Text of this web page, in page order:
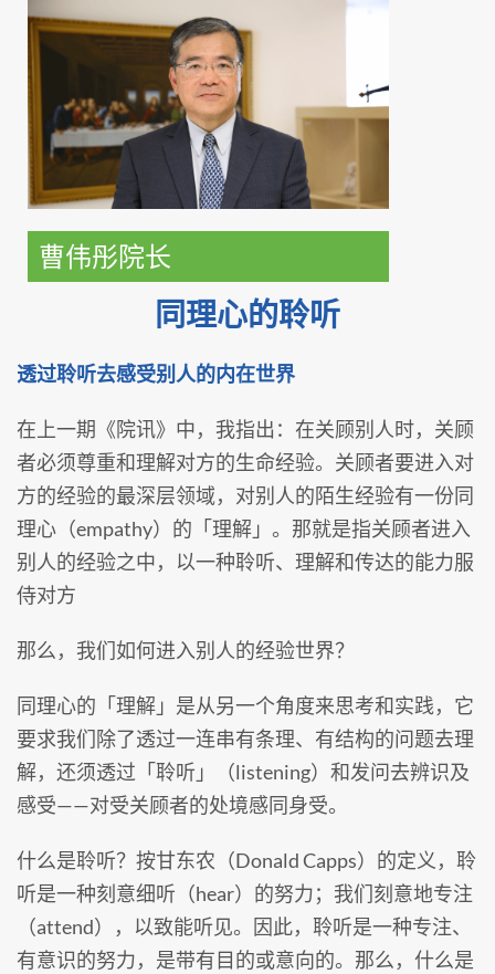
曹伟彤院长
同理心的聆听
透过聆听去感受别人的内在世界
在上一期《院讯》中，我指出：在关顾别人时，关顾
者必须尊重和理解对方的生命经验。关顾者要进入对
方的经验的最深层领域，对别人的陌生经验有一份同
理心（empathy）的「理解」。那就是指关顾者进入
别人的经验之中，以一种聆听、理解和传达的能力服
侍对方
那么，我们如何进入别人的经验世界？
同理心的「理解」是从另一个角度来思考和实践，它
要求我们除了透过一连串有条理、有结构的问题去理
解，还须透过「聆听」（listening）和发问去辨识及
感受——对受关顾者的处境感同身受。
什么是聆听？按甘东农（Donald Capps）的定义，聆
听是一种刻意细听（hear）的努力；我们刻意地专注
（attend），以致能听见。因此，聆听是一种专注、
有意识的努力，是带有目的或意向的。那么，什么是